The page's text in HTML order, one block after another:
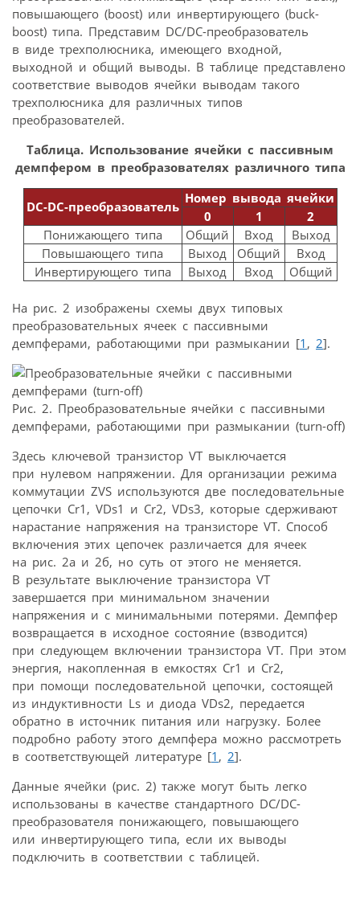
повышающего (boost) или инвертирующего (buck-
boost) типа. Представим DC/DC-преобразователь
в виде трехполюсника, имеющего входной,
выходной и общий выводы. В таблице представлено
соответствие выводов ячейки выводам такого
трехполюсника для различных типов
преобразователей.
Таблица. Использование ячейки с пассивным
демпфером в преобразователях различного типа
DC-DC-преобразователь
Номер вывода ячейки
0
1
2
Понижающего типа
Общий Вход
Выход
Повышающего типа
Выход Общий
Вход
Инвертирующего типа
Выход Вход Общий
На рис. 2 изображены схемы двух типовых
преобразовательных ячеек с пассивными
демпферами, работающими при размыкании [1 , 2].
Рис. 2. Преобразовательные ячейки с пассивными
демпферами, работающими при размыкании (turn-off)
Здесь ключевой транзистор VT выключается
при нулевом напряжении. Для организации режима
коммутации ZVS используются две последовательные
цепочки Cr1, VDs1 и Cr2, VDs3, которые сдерживают
нарастание напряжения на транзисторе VT. Способ
включения этих цепочек различается для ячеек
на рис. 2а и 2б, но суть от этого не меняется.
В результате выключение транзистора VT
завершается при минимальном значении
напряжения и с минимальными потерями. Демпфер
возвращается в исходное состояние (взводится)
при следующем включении транзистора VT. При этом
энергия, накопленная в емкостях Cr1 и Cr2,
при помощи последовательной цепочки, состоящей
из индуктивности Ls и диода VDs2, передается
обратно в источник питания или нагрузку. Более
подробно работу этого демпфера можно рассмотреть
в соответствующей литературе [1 , 2].
Данные ячейки (рис. 2) также могут быть легко
использованы в качестве стандартного DC/DC-
преобразователя понижающего, повышающего
или инвертирующего типа, если их выводы
подключить в соответствии с таблицей.